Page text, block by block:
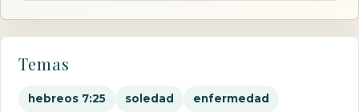
Temas
hebreos 7:25 soledad enfermedad